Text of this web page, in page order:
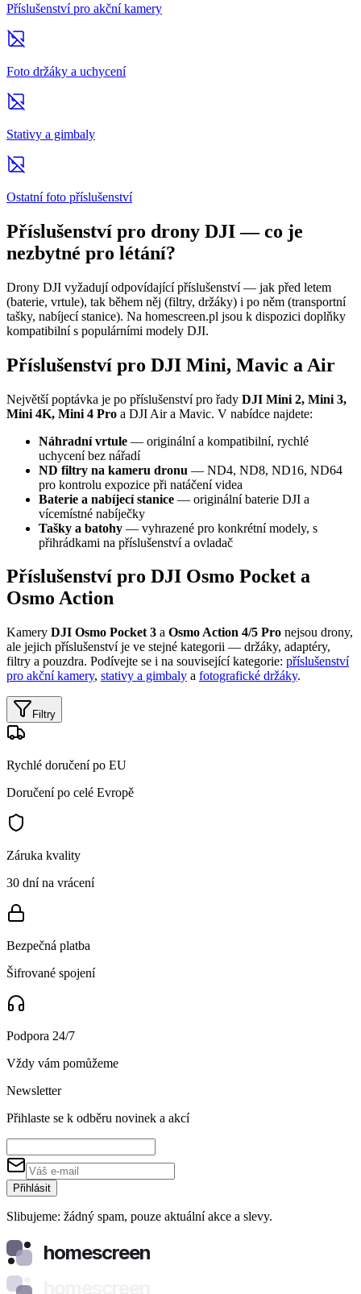
Příslušenství pro akční kamery
Foto držáky a uchycení
Stativy a gimbaly
Ostatní foto příslušenství
Příslušenství pro drony DJI — co je
nezbytné pro létání?
Drony DJI vyžadují odpovídající příslušenství — jak před letem
(baterie, vrtule), tak během něj (filtry, držáky) i po něm (transportní
tašky, nabíjecí stanice). Na homescreen.pl jsou k dispozici doplňky
kompatibilní s populárními modely DJI.
Příslušenství pro DJI Mini, Mavic a Air
Největší poptávka je po příslušenství pro řady DJI Mini 2, Mini 3,
Mini 4K, Mini 4 Pro a DJI Air a Mavic. V nabídce najdete:
Náhradní vrtule — originální a kompatibilní, rychlé
uchycení bez nářadí
ND filtry na kameru dronu — ND4, ND8, ND16, ND64
pro kontrolu expozice při natáčení videa
Baterie a nabíjecí stanice — originální baterie DJI a
vícemístné nabíječky
Tašky a batohy — vyhrazené pro konkrétní modely, s
přihrádkami na příslušenství a ovladač
Příslušenství pro DJI Osmo Pocket a
Osmo Action
Kamery DJI Osmo Pocket 3 a Osmo Action 4/5 Pro nejsou drony,
ale jejich příslušenství je ve stejné kategorii — držáky, adaptéry,
filtry a pouzdra. Podívejte se i na související kategorie: příslušenství
pro akční kamery, stativy a gimbaly a fotografické držáky.
Filtry
Rychlé doručení po EU
Doručení po celé Evropě
Záruka kvality
30 dní na vrácení
Bezpečná platba
Šifrované spojení
Podpora 24/7
Vždy vám pomůžeme
Newsletter
Přihlaste se k odběru novinek a akcí
Přihlásit
Slibujeme: žádný spam, pouze aktuální akce a slevy.
homescreen